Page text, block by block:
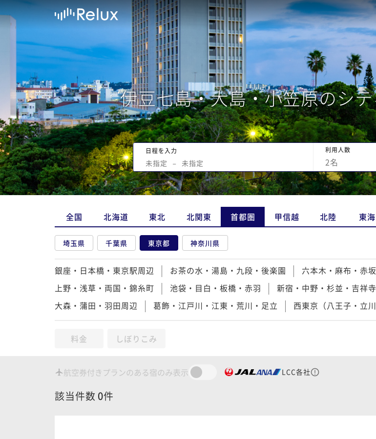
伊豆七島・大島・小笠原のシ
日程を入力
未指定 − 未指定
利用人数
2名
全国 北海道 東北 北関東 首都圏 甲信越 北陸 東海
埼玉県 千葉県 東京都 神奈川県
銀座・日本橋・東京駅周辺 お茶の水・湯島・九段・後楽園 六本木・麻布・赤
上野・浅草・両国・錦糸町
池袋・目白・板橋・赤羽 新宿・中野・杉並・吉祥寺
大森・蒲田・羽田周辺
葛飾・江戸川・江東・荒川・足立 西東京（八王子・立
料金 しぼりこみ
航空券付きプランのある宿のみ表示 LCC各社
該当件数 0件